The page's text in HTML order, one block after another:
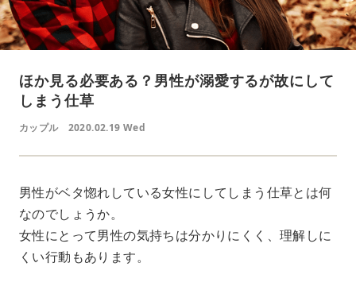
ほか見る必要ある？男性が溺愛するが故にして
しまう仕草
カップル 2020.02.19 Wed
男性がベタ惚れしている女性にしてしまう仕草とは何
なのでしょうか。
女性にとって男性の気持ちは分かりにくく、理解しに
くい行動もあります。